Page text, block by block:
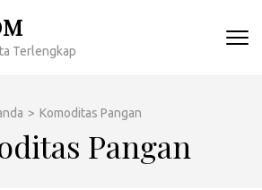
Terlengkap
> Komoditas Pangan
Pangan